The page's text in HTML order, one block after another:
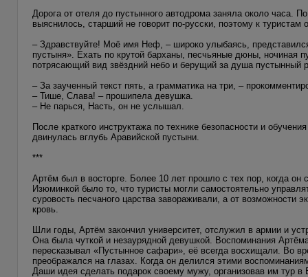
Дорога от отеля до пустынного автодрома заняла около часа.
выяснилось, старший не говорит по-русски, поэтому к туристам
– Здравствуйте! Моё имя Неф, – широко улыбаясь,
пустыня». Ехать по крутой барханы, песчьяные дюны, ночиная
потрясающий вид звёздний небо и берущий за душа пустынный
– За заученный текст пять, а грамматика на три, –
– Тише, Слава! – прошипела девушка.
– Не парься, Насть, он не услышал.
После краткого инструктажа по технике безопасности и
двинулась вглубь Аравийской пустыни.
***
Артём был в восторге. Более 10 лет прошло с тех пор, когда
Изюминкой было то, что туристы могли самостоятельно
суровость песчаного царства завораживали, а от возможности
кровь.
Шли годы, Артём закончил университет, отслужил в армии и
Она была чуткой и незаурядной девушкой. Воспоминания
пересказывал «Пустынное сафари», её всегда восхищали. Во
преображался на глазах. Когда он делился этими
Даши идея сделать подарок своему мужу, организовав им тур